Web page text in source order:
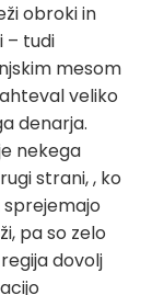
obroki in
– tudi
mesom
veliko
denarja.
nekega
strani, , ko
pa so zelo
dovolj